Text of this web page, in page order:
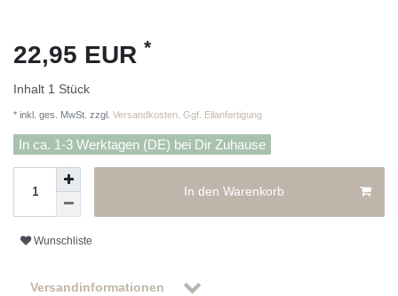
22,95 EUR *
Inhalt 1 Stück
* inkl. ges. MwSt. zzgl. Versandkosten. Ggf. Eilanfertigung
In ca. 1-3 Werktagen (DE) bei Dir Zuhause
In den Warenkorb
Wunschliste
Versandinformationen